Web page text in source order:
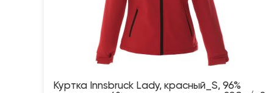
Куртка Innsbruck Lady, красный_S, 96%